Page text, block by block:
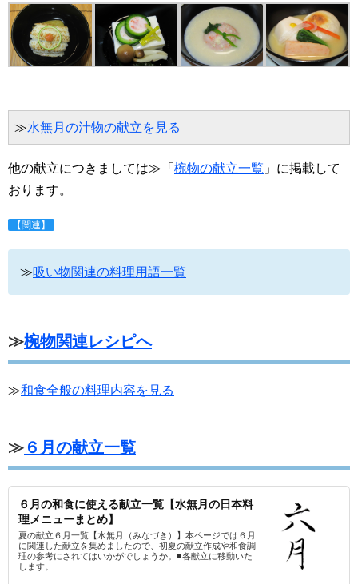
≫水無月の汁物の献立を見る
他の献立につきましては≫「 椀物の献立一覧 」に掲載して
おります。
【関連】
≫吸い物関連の料理用語一覧
≫椀物関連レシピへ
≫和食全般の料理内容を見る
≫ ６月の献立一覧
６月の和食に使える献立一覧【水無月の日本料
理メニューまとめ】
夏の献立６月一覧【水無月（みなづき）】本ページでは６月
に関連した献立を集めましたので、初夏の献立作成や和食調
理の参考にされてはいかがでしょうか。■各献立に移動いた
します。